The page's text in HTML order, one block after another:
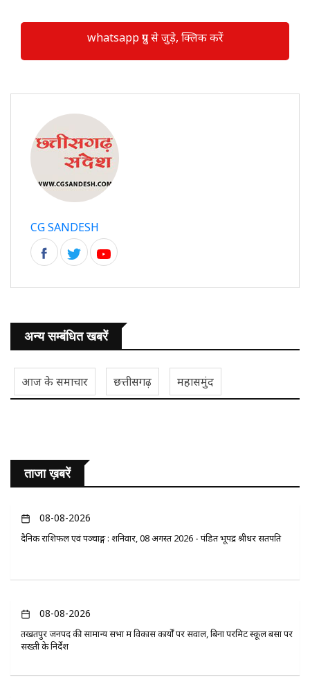
whatsapp ग्रुप से जुड़े, क्लिक करें
CG SANDESH
अन्य सम्बंधित खबरें
आज के समाचार छत्तीसगढ़ महासमुंद
ताजा ख़बरें
08-08-2026
दैनिक राशिफल एवं पञ्चाङ्ग : शनिवार, 08 अगस्त 2026 - पंडित भूपेंद्र श्रीधर सतपति
08-08-2026
तखतपुर जनपद की सामान्य सभा में विकास कार्यों पर सवाल, बिना परमिट स्कूल बसों पर
सख्ती के निर्देश